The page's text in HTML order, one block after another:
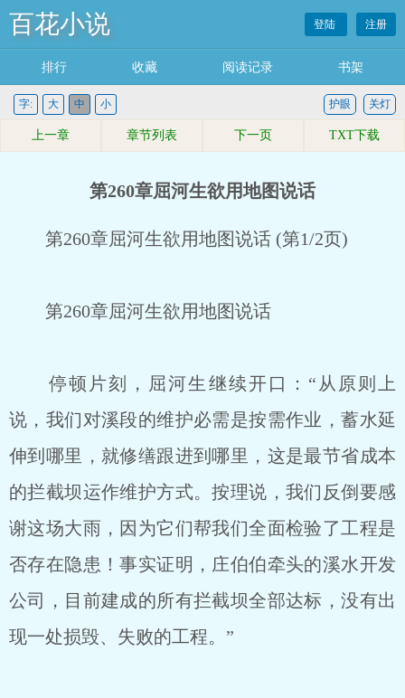
百花小说 登陆 注册
排行 收藏 阅读记录 书架
字: 大 中 小 关灯
护眼
上一章 章节列表 下一页 TXT下载
第260章屈河生欲用地图说话
第260章屈河生欲用地图说话 (第1/2页)
第260章屈河生欲用地图说话
停顿片刻，屈河生继续开口：“从原则上
说，我们对溪段的维护必需是按需作业，蓄水延
伸到哪里，就修缮跟进到哪里，这是最节省成本
的拦截坝运作维护方式。按理说，我们反倒要感
谢这场大雨，因为它们帮我们全面检验了工程是
否存在隐患！事实证明，庄伯伯牵头的溪水开发
公司，目前建成的所有拦截坝全部达标，没有出
现一处损毁、失败的工程。”